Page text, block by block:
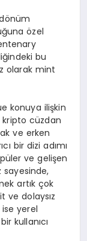
özel
bu
olarak mint
konuya ilişkin
kripto cüzdan
ve erken
bir dizi adımı
ve gelişen
artık çok
ve dolaysız
yerel
kullanıcı